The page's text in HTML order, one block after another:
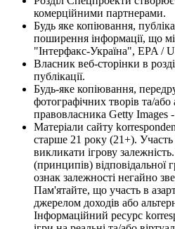
комерційними партнерами.
Будь яке копіювання,
поширення інформації, що
"Інтерфакс-Україна", EPA /
Власник веб-сторінки в
публікації.
Будь-яке копіювання,
фотографічних творів та/або
правовласника Getty Images
Матеріали сайту
старше 21 року (21+).
викликати ігрову
(принципів)
ознак залежності негайно
Пам'ятайте, що участь в
джерелом доходів або
Інформаційний ресурс